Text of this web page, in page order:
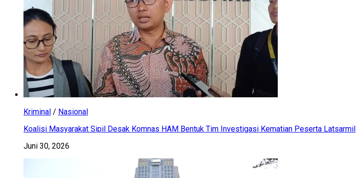
Kriminal / Nasional
Koalisi Masyarakat Sipil Desak Komnas HAM Bentuk Tim Investigasi Kematian Peserta Latsarmil
Juni 30, 2026